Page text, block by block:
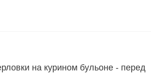
на курином бульоне - перед